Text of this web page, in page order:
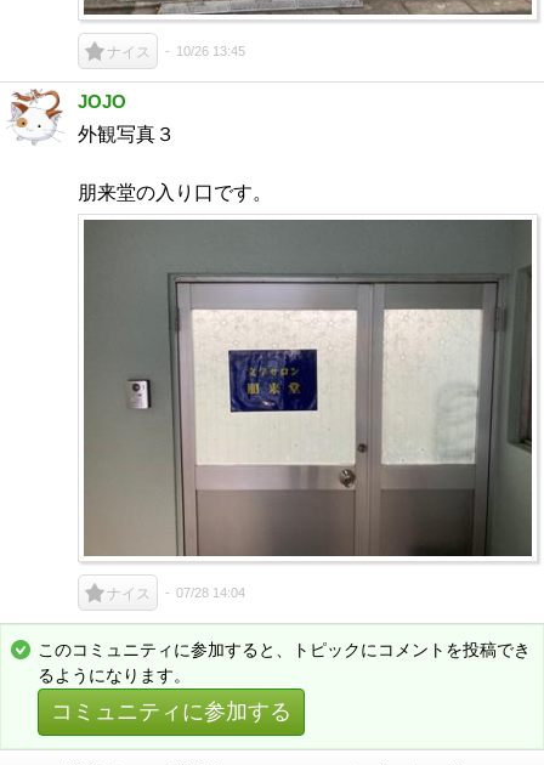
ナイス 10/26 13:45
JOJO
外観写真３
朋来堂の入り口です。
ナイス 07/28 14:04
このコミュニティに参加すると、トピックにコメントを投稿でき
るようになります。
コミュニティに参加する